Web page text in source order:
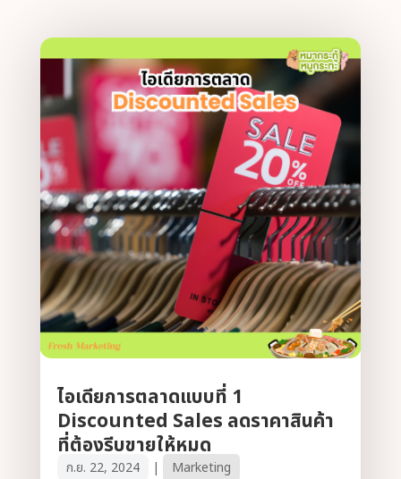
ไอเดียการตลาดแบบที่ 1
Discounted Sales ลดราคาสินค้า
ที่ต้องรีบขายให้หมด
ก.ย. 22, 2024 | Marketing